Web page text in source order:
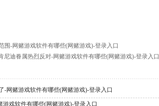
围-网赌游戏软件有哪些(网赌游戏)-登录入口
尼迪眷属热烈反对-网赌游戏软件有哪些(网赌游戏)-登录入口
-网赌游戏软件有哪些(网赌游戏)-登录入口
游戏软件有哪些(网赌游戏)-登录入口